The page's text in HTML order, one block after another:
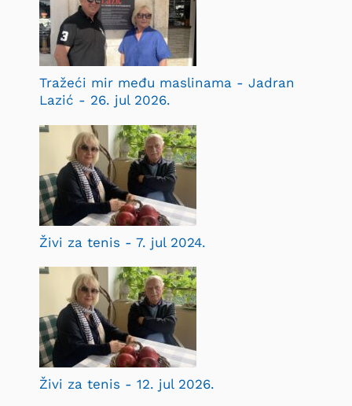
Tražeći mir među maslinama - Jadran
Lazić - 26. jul 2026.
Živi za tenis - 7. jul 2024.
Živi za tenis - 12. jul 2026.